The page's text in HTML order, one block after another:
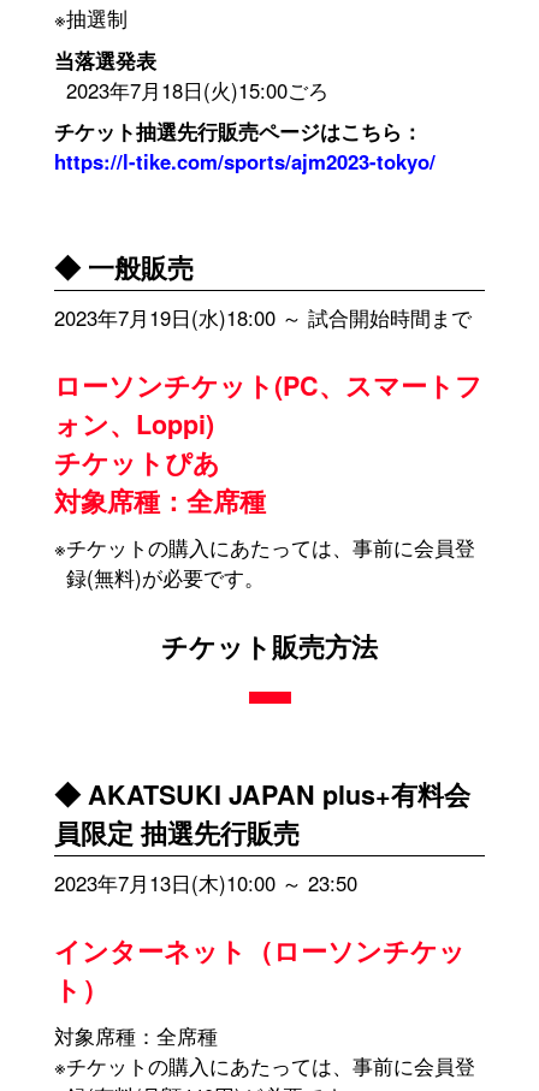
※抽選制
当落選発表
2023年7月18日(火)15:00ごろ
チケット抽選先行販売ページはこちら：
https://l-tike.com/sports/ajm2023-tokyo/
◆ 一般販売
2023年7月19日(水)18:00 ～ 試合開始時間まで
ローソンチケット(PC、スマートフ
ォン、Loppi)
チケットぴあ
対象席種：全席種
※チケットの購入にあたっては、事前に会員登
録(無料)が必要です。
チケット販売方法
◆ AKATSUKI JAPAN plus+有料会
員限定 抽選先行販売
2023年7月13日(木)10:00 ～ 23:50
インターネット（ローソンチケッ
ト）
対象席種：全席種
※チケットの購入にあたっては、事前に会員登